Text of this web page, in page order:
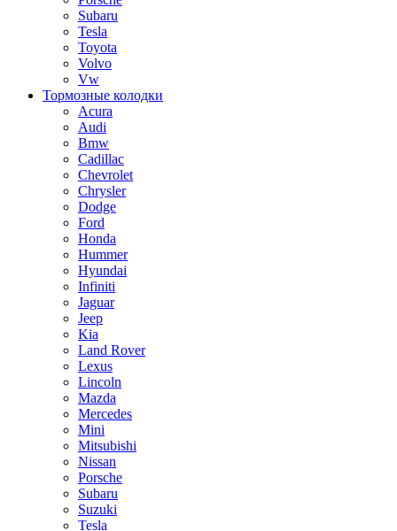
Subaru
Tesla
Toyota
Volvo
Vw
Тормозные колодки
Acura
Audi
Bmw
Cadillac
Chevrolet
Chrysler
Dodge
Ford
Honda
Hummer
Hyundai
Infiniti
Jaguar
Jeep
Kia
Land Rover
Lexus
Lincoln
Mazda
Mercedes
Mini
Mitsubishi
Nissan
Porsche
Subaru
Suzuki
Tesla